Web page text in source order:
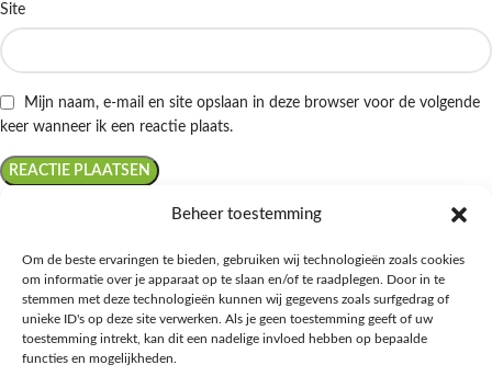
Beheer toestemming
Om de beste ervaringen te bieden, gebruiken wij technologieën zoals cookies
om informatie over je apparaat op te slaan en/of te raadplegen. Door in te
stemmen met deze technologieën kunnen wij gegevens zoals surfgedrag of
unieke ID's op deze site verwerken. Als je geen toestemming geeft of uw
toestemming intrekt, kan dit een nadelige invloed hebben op bepaalde
functies en mogelijkheden.
Site
Mijn naam, e-mail en site opslaan in deze browser voor de volgende
keer wanneer ik een reactie plaats.
Ontdek de beste keto-vriendelijke keuzes van Albert Heijn, verrijk je
kennis met onze diepgaande blogs over het keto-dieet, en deel jouw
favoriete keto recepten in onze bruisende online gemeenschap!